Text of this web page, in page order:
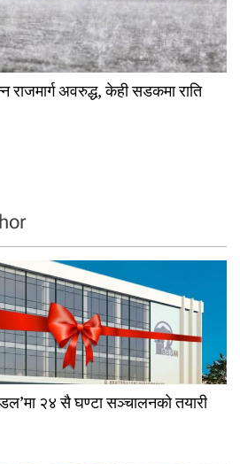
राजमार्ग अवरुद्ध, केही सडकमा राति
२४ सै घण्टा सञ्चालनको तयारी